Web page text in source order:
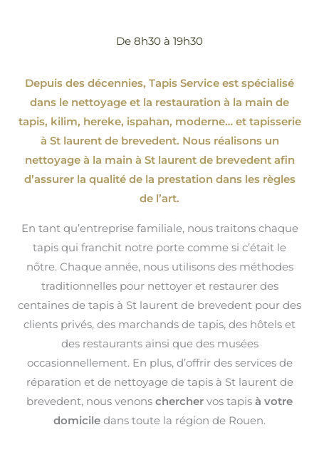
De 8h30 à 19h30
Depuis des décennies, Tapis Service est spécialisé
dans le nettoyage et la restauration à la main de
tapis, kilim, hereke, ispahan, moderne…et tapisserie
à St laurent de brevedent. Nous réalisons un
nettoyage à la main à St laurent de brevedent afin
d’assurer la qualité de la prestation dans les règles
de l’art.
En tant qu’entreprise familiale, nous traitons chaque
tapis qui franchit notre porte comme si c’était le
nôtre. Chaque année, nous utilisons des méthodes
traditionnelles pour nettoyer et restaurer des
centaines de tapis à St laurent de brevedent pour des
clients privés, des marchands de tapis, des hôtels et
des restaurants ainsi que des musées
occasionnellement. En plus, d’offrir des services de
réparation et de nettoyage de tapis à St laurent de
brevedent, nous venons chercher vos tapis à votre
domicile dans toute la région de Rouen.